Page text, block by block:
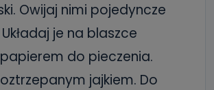
Owijaj nimi pojedyncze
je na blaszce
do pieczenia.
jajkiem. Do